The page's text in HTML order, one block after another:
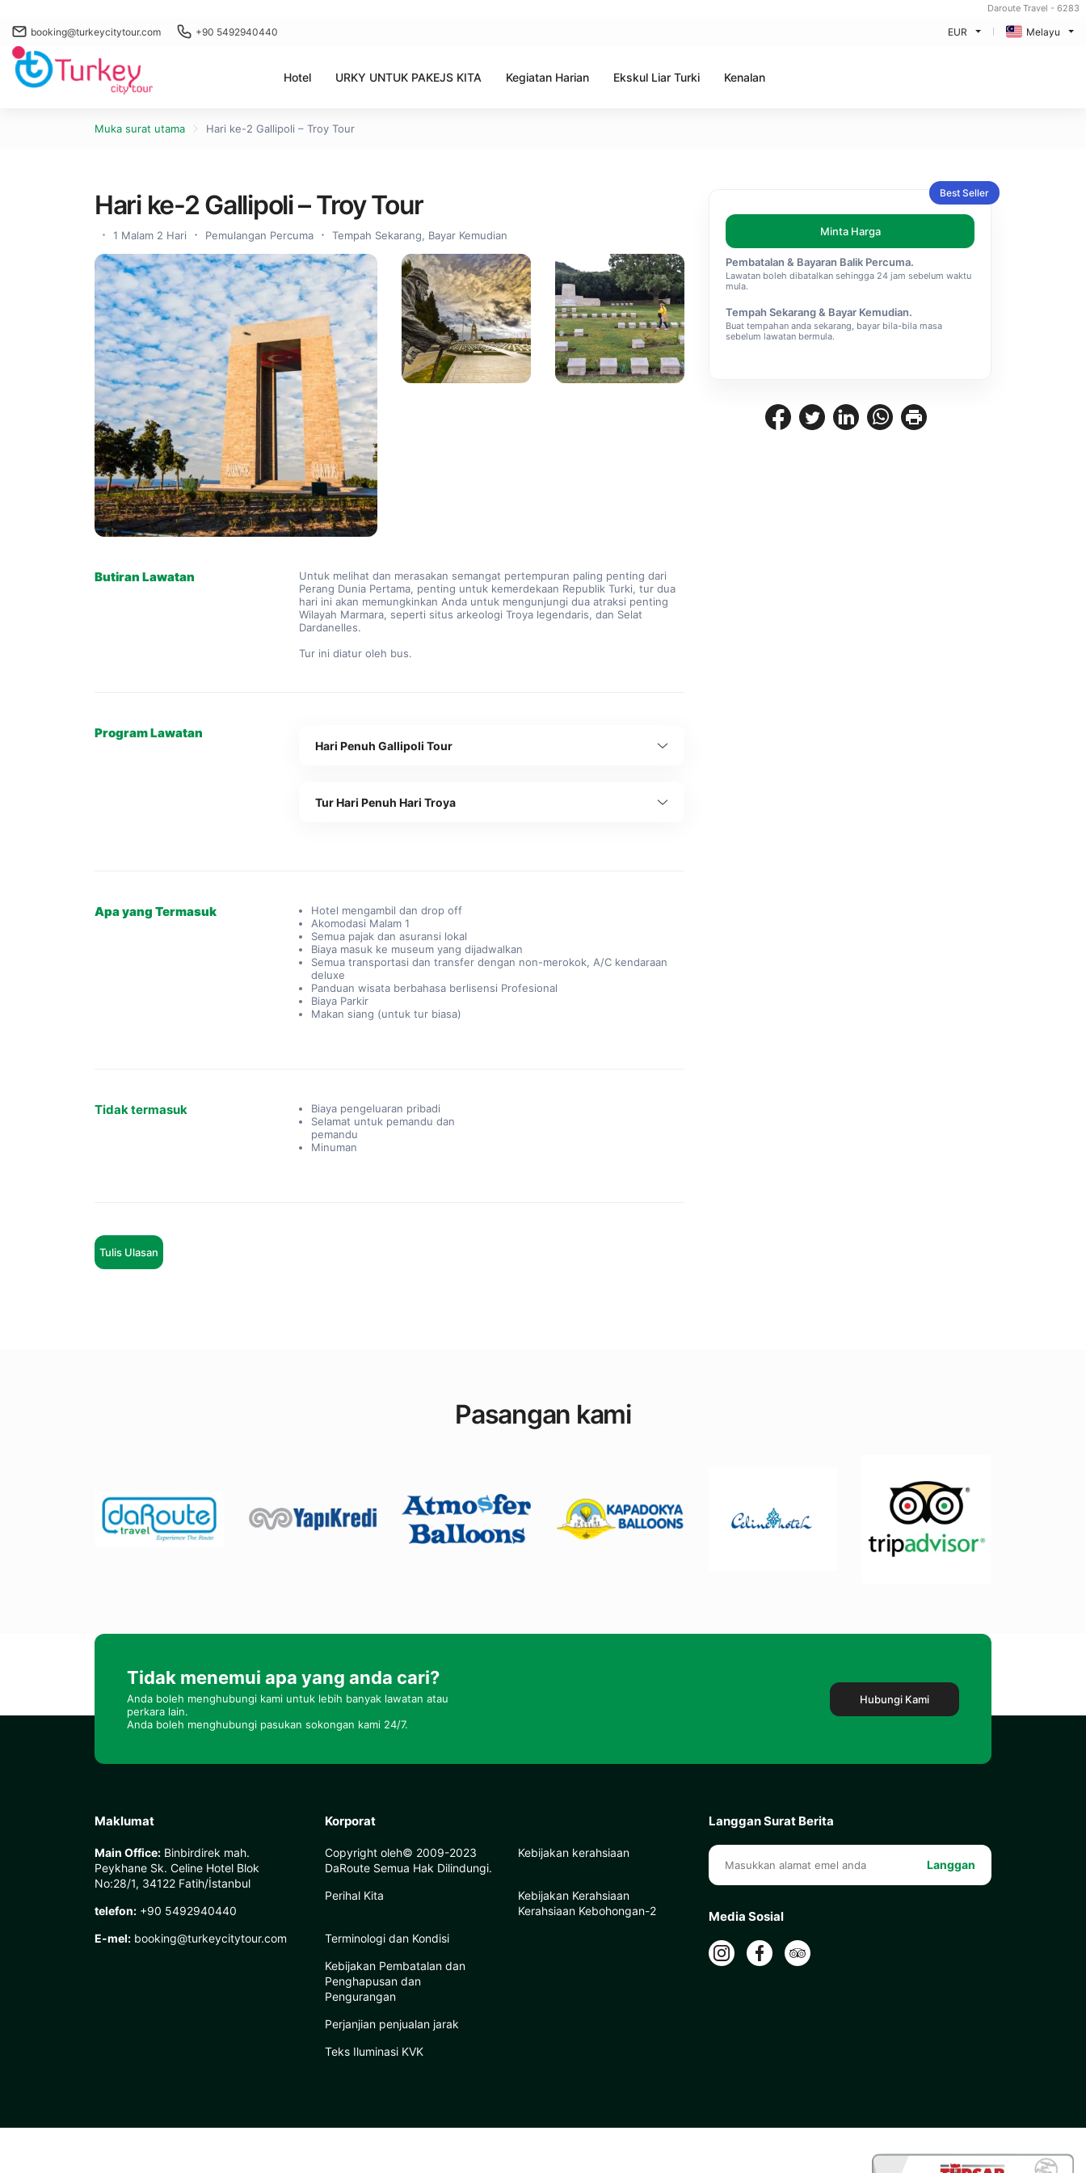
Daroute Travel - 6283
booking@turkeycitytour.com +90 5492940440 EUR Melayu
Hotel URKY UNTUK PAKEJS KITA Kegiatan Harian Ekskul Liar Turki Kenalan
Muka surat utama Hari ke-2 Gallipoli – Troy Tour
Hari ke-2 Gallipoli – Troy Tour
1 Malam 2 Hari Pemulangan Percuma Tempah Sekarang, Bayar Kemudian
Butiran Lawatan
Untuk melihat dan merasakan semangat pertempuran paling penting dari
Perang Dunia Pertama, penting untuk kemerdekaan Republik Turki, tur dua
hari ini akan memungkinkan Anda untuk mengunjungi dua atraksi penting
Wilayah Marmara, seperti situs arkeologi Troya legendaris, dan Selat
Dardanelles.
Tur ini diatur oleh bus.
Program Lawatan
Hari Penuh Gallipoli Tour
Tur Hari Penuh Hari Troya
Apa yang Termasuk
Hotel mengambil dan drop off
Akomodasi Malam 1
Semua pajak dan asuransi lokal
Biaya masuk ke museum yang dijadwalkan
Semua transportasi dan transfer dengan non-merokok, A/C kendaraan
deluxe
Panduan wisata berbahasa berlisensi Profesional
Biaya Parkir
Makan siang (untuk tur biasa)
Tidak termasuk
Biaya pengeluaran pribadi
Selamat untuk pemandu dan
pemandu
Minuman
Tulis Ulasan
Best Seller
Minta Harga
Pembatalan & Bayaran Balik Percuma.
Lawatan boleh dibatalkan sehingga 24 jam sebelum waktu
mula.
Tempah Sekarang & Bayar Kemudian.
Buat tempahan anda sekarang, bayar bila-bila masa
sebelum lawatan bermula.
Pasangan kami
Tidak menemui apa yang anda cari?
Anda boleh menghubungi kami untuk lebih banyak lawatan atau
perkara lain.
Anda boleh menghubungi pasukan sokongan kami 24/7.
Hubungi Kami
Maklumat
Main Office: Binbirdirek mah.
Peykhane Sk. Celine Hotel Blok
No:28/1, 34122 Fatih/İstanbul
telefon: +90 5492940440
E-mel: booking@turkeycitytour.com
Korporat
Copyright oleh© 2009-2023
DaRoute Semua Hak Dilindungi.
Perihal Kita
Terminologi dan Kondisi
Kebijakan Pembatalan dan
Penghapusan dan
Pengurangan
Perjanjian penjualan jarak
Teks Iluminasi KVK
Kebijakan kerahsiaan
Kebijakan Kerahsiaan
Kerahsiaan Kebohongan-2
Langgan Surat Berita
Langgan
Media Sosial